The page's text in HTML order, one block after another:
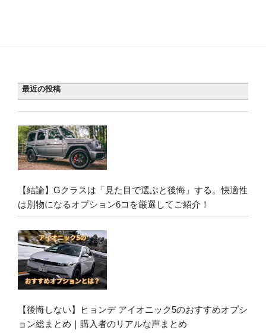
最近の投稿
【結論】Gクラスは「見た目で選ぶと後悔」する。快適性
は別物になるオプション6コを厳選してご紹介！
【後悔しない】ヒョンデ アイオニック5のおすすめオプシ
ョン総まとめ｜購入者のリアルな声まとめ